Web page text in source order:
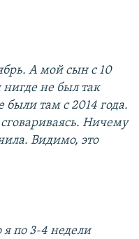
А мой сын с 10
нигде не был так
были там с 2014 года.
Ничему
Видимо, это
я по 3-4 недели